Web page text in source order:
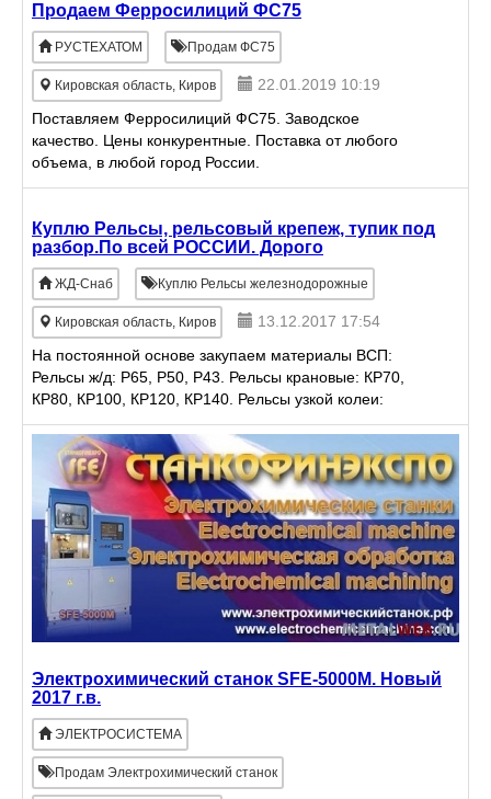
Продаем Ферросилиций ФС75
РУСТЕХАТОМ Продам ФС75
Кировская область, Киров
22.01.2019 10:19
Поставляем Ферросилиций ФС75. Заводское
качество. Цены конкурентные. Поставка от любого
объема, в любой город России.
Куплю Рельсы, рельсовый крепеж, тупик под
разбор.По всей РОССИИ. Дорого
ЖД-Снаб Куплю Рельсы железнодорожные
Кировская область, Киров
13.12.2017 17:54
На постоянной основе закупаем материалы ВСП:
Рельсы ж/д: Р65, Р50, Р43. Рельсы крановые: КР70,
КР80, КР100, КР120, КР140. Рельсы узкой колеи:
Р18, Р24. Стрелочные переводы Соединительные
накл
Электрохимический станок SFE-5000M. Новый
2017 г.в.
ЭЛЕКТРОСИСТЕМА
Продам Электрохимический станок